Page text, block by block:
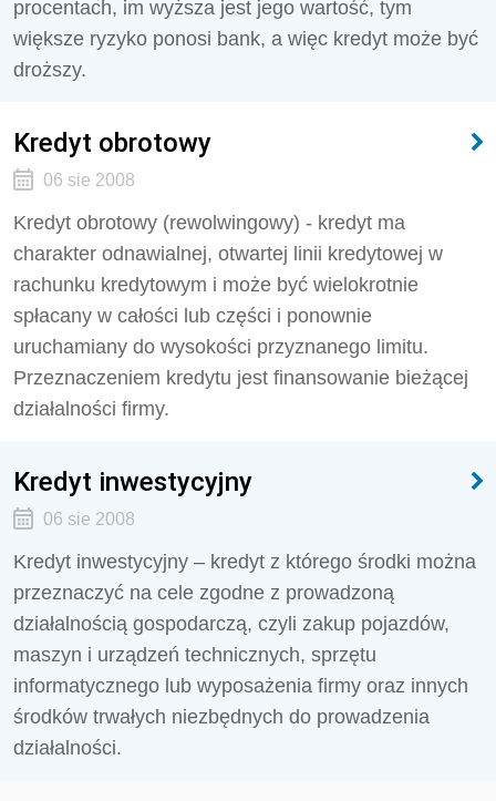
procentach, im wyższa jest jego wartość, tym
większe ryzyko ponosi bank, a więc kredyt może być
droższy.
Kredyt obrotowy
06 sie 2008
Kredyt obrotowy (rewolwingowy) - kredyt ma
charakter odnawialnej, otwartej linii kredytowej w
rachunku kredytowym i może być wielokrotnie
spłacany w całości lub części i ponownie
uruchamiany do wysokości przyznanego limitu.
Przeznaczeniem kredytu jest finansowanie bieżącej
działalności firmy.
Kredyt inwestycyjny
06 sie 2008
Kredyt inwestycyjny – kredyt z którego środki można
przeznaczyć na cele zgodne z prowadzoną
działalnością gospodarczą, czyli zakup pojazdów,
maszyn i urządzeń technicznych, sprzętu
informatycznego lub wyposażenia firmy oraz innych
środków trwałych niezbędnych do prowadzenia
działalności.